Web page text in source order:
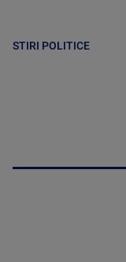
STIRI POLITICE